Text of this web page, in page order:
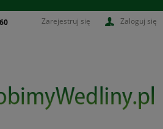
Zarejestruj się Zaloguj się